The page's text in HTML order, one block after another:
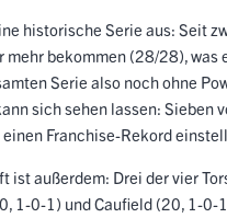
historische Serie aus: Seit
bekommen (28/28),
Serie also noch ohne
sich sehen lassen: Sieben
Franchise-Rekord
ist außerdem: Drei der vier
1-0-1) und Caufield (20, 1-0-